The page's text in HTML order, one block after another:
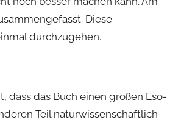
Diese
durchzugehen.
dass das Buch einen großen Eso-
Teil naturwissenschaftlich